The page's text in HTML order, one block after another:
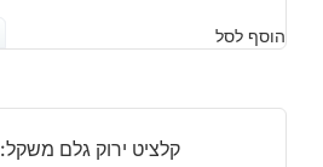
הוסף לסל
קלציט ירוק גלם משקל: 120 גרם